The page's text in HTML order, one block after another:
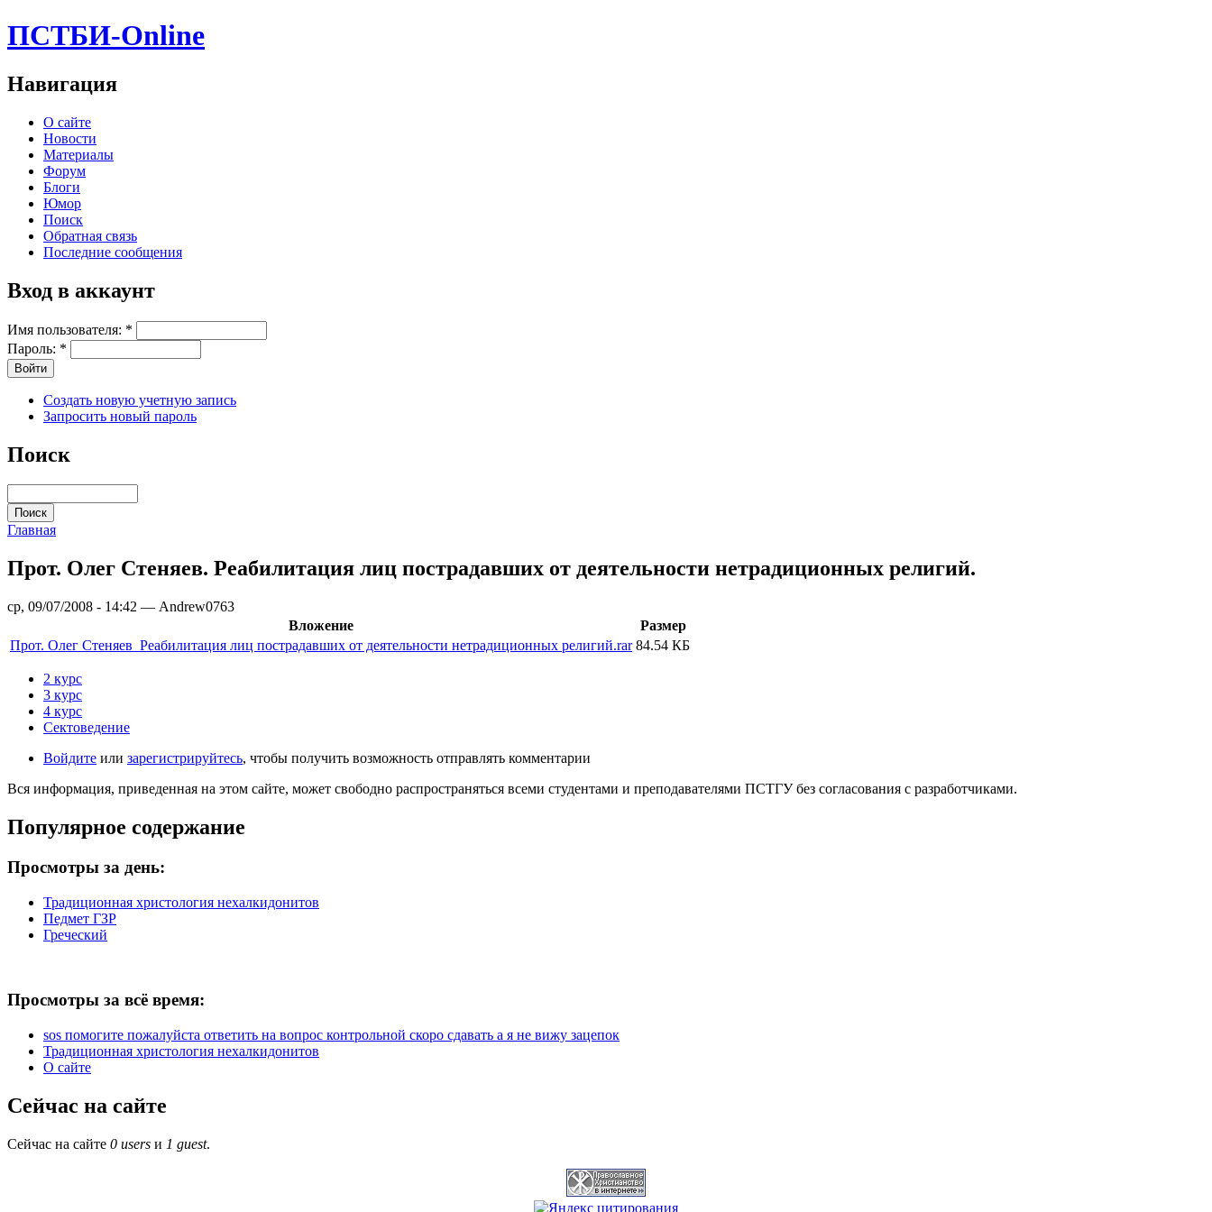
ПСТБИ-Online
Навигация
О сайте
Новости
Материалы
Форум
Блоги
Юмор
Поиск
Обратная связь
Последние сообщения
Вход в аккаунт
Имя пользователя: *
Пароль: *
Создать новую учетную запись
Запросить новый пароль
Поиск
Главная
Прот. Олег Стеняев. Реабилитация лиц пострадавших от деятельности нетрадиционных религий.
ср, 09/07/2008 - 14:42 — Andrew0763
Вложение
Размер
Прот. Олег Стеняев_Реабилитация лиц пострадавших от деятельности нетрадиционных религий.rar 84.54 КБ
2 курс
3 курс
4 курс
Сектоведение
Войдите или зарегистрируйтесь, чтобы получить возможность отправлять комментарии
Вся информация, приведенная на этом сайте, может свободно распространяться всеми студентами и преподавателями ПСТГУ без согласования с разработчиками.
Популярное содержание
Просмотры за день:
Традиционная христология нехалкидонитов
Педмет ГЗР
Греческий
Просмотры за всё время:
sos помогите пожалуйста ответить на вопрос контрольной скоро сдавать а я не вижу зацепок
Традиционная христология нехалкидонитов
О сайте
Сейчас на сайте
Сейчас на сайте 0 users и 1 guest.